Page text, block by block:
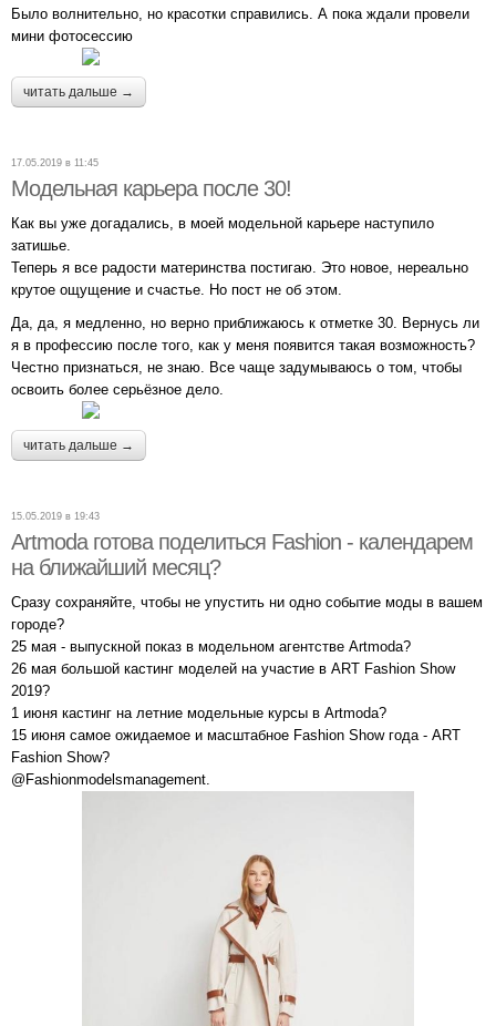
Было волнительно, но красотки справились. А пока ждали провели
мини фотосессию
читать дальше →
17.05.2019 в 11:45
Модельная карьера после 30!
Как вы уже догадались, в моей модельной карьере наступило
затишье.
Теперь я все радости материнства постигаю. Это новое, нереально
крутое ощущение и счастье. Но пост не об этом.
Да, да, я медленно, но верно приближаюсь к отметке 30. Вернусь ли
я в профессию после того, как у меня появится такая возможность?
Честно признаться, не знаю. Все чаще задумываюсь о том, чтобы
освоить более серьёзное дело.
читать дальше →
15.05.2019 в 19:43
Artmoda готова поделиться Fashion - календарем
на ближайший месяц?
Сразу сохраняйте, чтобы не упустить ни одно событие моды в вашем
городе?
25 мая - выпускной показ в модельном агентстве Artmoda?
26 мая большой кастинг моделей на участие в ART Fashion Show
2019?
1 июня кастинг на летние модельные курсы в Artmoda?
15 июня самое ожидаемое и масштабное Fashion Show года - ART
Fashion Show?
@Fashionmodelsmanagement.